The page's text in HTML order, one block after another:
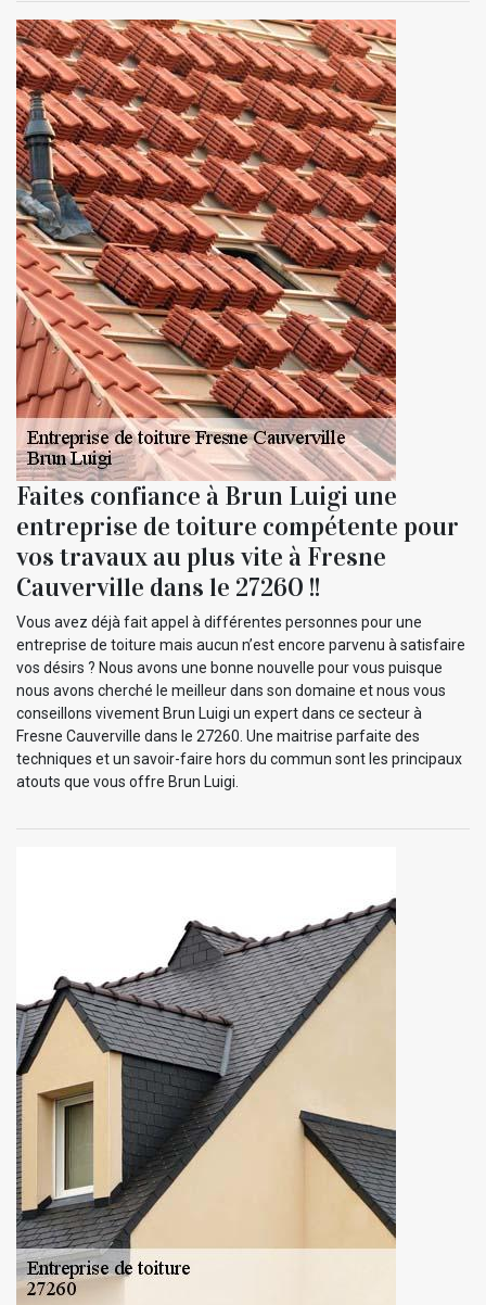
Faites confiance à Brun Luigi une
entreprise de toiture compétente pour
vos travaux au plus vite à Fresne
Cauverville dans le 27260 !!
Vous avez déjà fait appel à différentes personnes pour une
entreprise de toiture mais aucun n’est encore parvenu à satisfaire
vos désirs ? Nous avons une bonne nouvelle pour vous puisque
nous avons cherché le meilleur dans son domaine et nous vous
conseillons vivement Brun Luigi un expert dans ce secteur à
Fresne Cauverville dans le 27260. Une maitrise parfaite des
techniques et un savoir-faire hors du commun sont les principaux
atouts que vous offre Brun Luigi.